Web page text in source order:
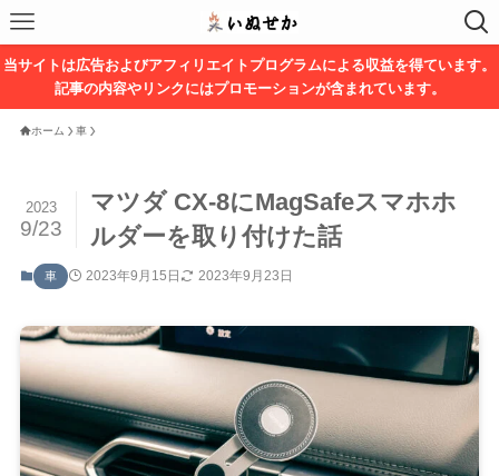
当サイトは広告およびアフィリエイトプログラムによる収益を得ています。
記事の内容やリンクにはプロモーションが含まれています。
ホーム 車
マツダ CX-8にMagSafeスマホホ
ルダーを取り付けた話
2023
9/23
車 2023年9月15日 2023年9月23日